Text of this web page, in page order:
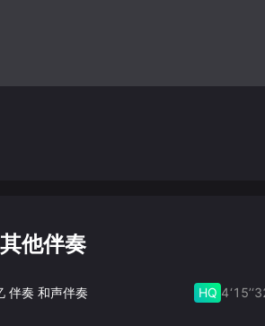
他伴奏
伴奏 和声伴奏 HQ 4‘15’‘